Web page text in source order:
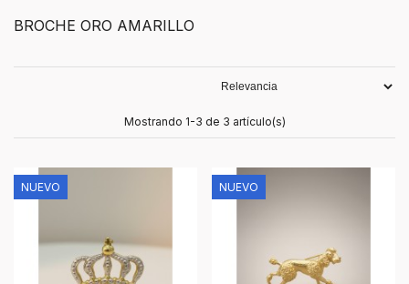
BROCHE ORO AMARILLO
Mostrando 1-3 de 3 artículo(s)
NUEVO NUEVO